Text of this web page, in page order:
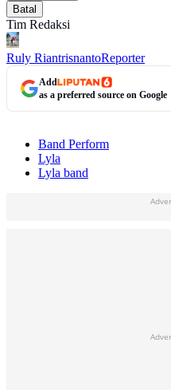
Batal
Tim Redaksi
Ruly RiantrisnantoReporter
Add
as a preferred source on Google
Band Perform
Lyla
Lyla band